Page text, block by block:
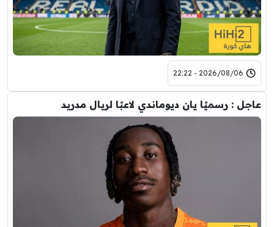
2026/08/06 - 22:22
عاجل : رسميًا يان ديوماندي لاعبًا لريال مدريد